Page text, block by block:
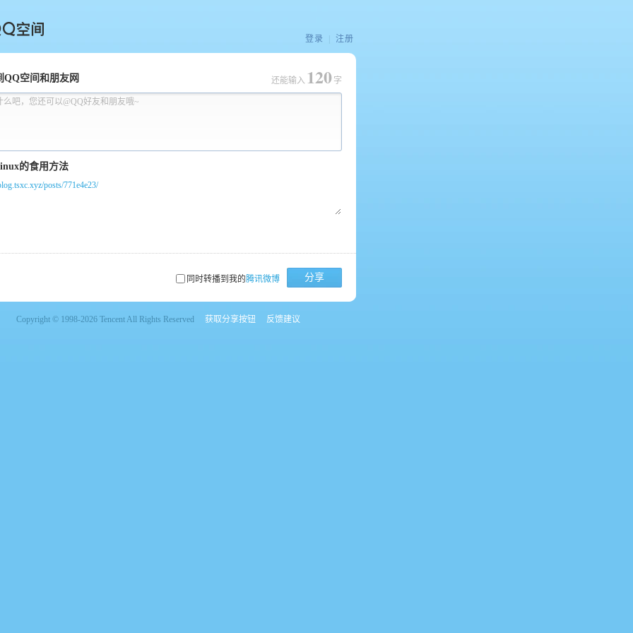
间
登录 注册
QQ空间和朋友网
么吧，您还可以@QQ好友和朋友哦~
还能输入 120 字
posts/771e4e23/
同时转播到我的腾讯微博 分享
Copyright © 1998-2026 Tencent All Rights Reserved 获取分享按钮 反馈建议